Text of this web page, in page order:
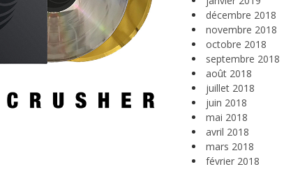
décembre 2018
novembre 2018
octobre 2018
septembre 2018
août 2018
juillet 2018
juin 2018
mai 2018
avril 2018
mars 2018
février 2018